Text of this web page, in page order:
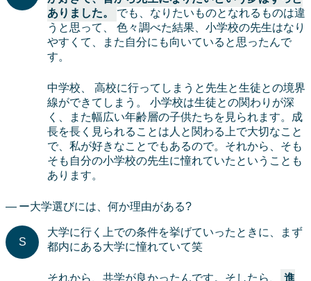
ありました。
でも、なりたいものとなれるものは違
うと思って、 色々調べた結果、小学校の先生はなり
やすくて、また自分にも向いていると思ったんで
す。
中学校、 高校に行ってしまうと先生と生徒との境界
線ができてしまう。 小学校は生徒との関わりが深
く、また幅広い年齢層の子供たちを見られます。成
長を長く見られることは人と関わる上で大切なこと
で、私が好きなことでもあるので。それから、そも
そも自分の小学校の先生に憧れていたということも
あります。
ー大学選びには、何か理由がある?
大学に行く上での条件を挙げていったときに、まず
都内にある大学に憧れていて笑
それから、共学が良かったんです。そしたら、
進